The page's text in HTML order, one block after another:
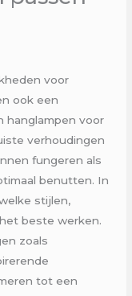
voor
ook een
hanglampen voor
verhoudingen
fungeren als
benutten. In
stijlen,
beste werken.
zoals
tot een